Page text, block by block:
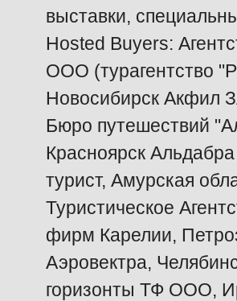
выставки,
Hosted Buyers:
ООО (турагентство
Новосибирск Акфил
Бюро путешествий
Красноярск
турист, Амурская
Туристическое
фирм Карелии,
Аэровектра,
горизонты ТФ ООО,